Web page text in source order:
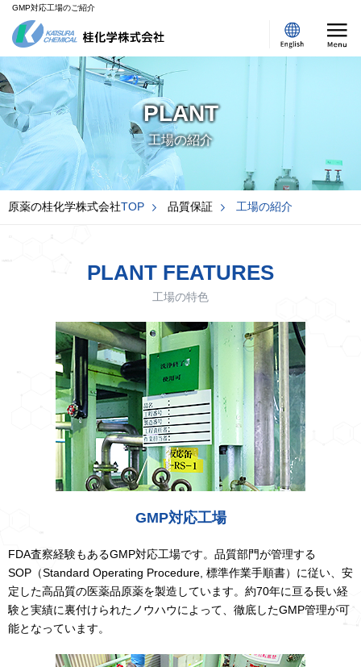
GMP対応工場のご紹介
PLANT
工場の紹介
原薬の桂化学株式会社TOP 品質保証 工場の紹介
PLANT FEATURES
工場の特色
GMP対応工場
FDA査察経験もあるGMP対応工場です。品質部門が管理する
SOP（Standard Operating Procedure, 標準作業手順書）に従い、安
定した高品質の医薬品原薬を製造しています。約70年に亘る長い経
験と実績に裏付けられたノウハウによって、徹底したGMP管理が可
能となっています。